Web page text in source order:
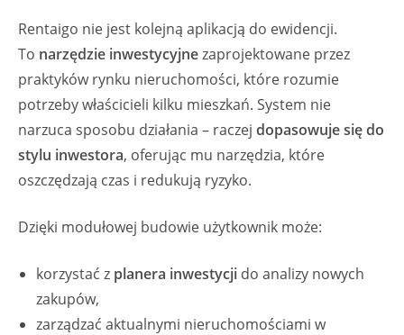
Rentaigo nie jest kolejną aplikacją do ewidencji.
To narzędzie inwestycyjnezaprojektowane przez
praktyków rynku nieruchomości, które rozumie
potrzeby właścicieli kilku mieszkań. System nie
narzuca sposobu działania – raczej dopasowuje się do
stylu inwestora, oferując mu narzędzia, które
oszczędzają czas i redukują ryzyko.
Dzięki modułowej budowie użytkownik może:
korzystać z planera inwestycji do analizy nowych
zakupów,
zarządzać aktualnymi nieruchomościami w